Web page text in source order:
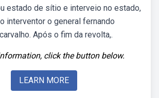
estado de sítio e interveio no estado,
interventor o general fernando
Após o fim da revolta,.
click the button below.
LEARN MORE